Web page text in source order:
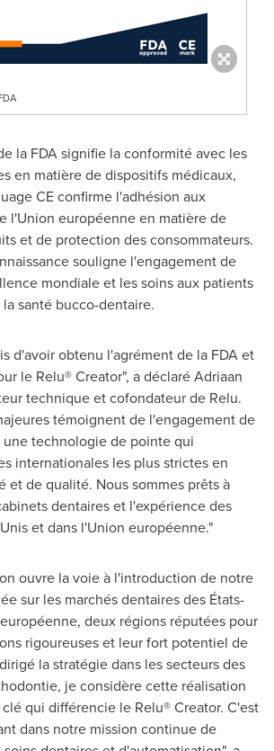
la FDA signifie la conformité avec les
en matière de dispositifs médicaux,
CE confirme l'adhésion aux
l'Union européenne en matière de
et de protection des consommateurs.
souligne l'engagement de
mondiale et les soins aux patients
santé bucco-dentaire.
d'avoir obtenu l'agrément de la FDA et
le Relu® Creator", a déclaréAdriaan
technique et cofondateur de Relu.
témoignent de l'engagement de
une technologie de pointe qui
internationales les plus strictes en
et de qualité. Nous sommes prêts à
dentaires et l'expérience des
et dans l'Union européenne."
ouvre la voie à l'introduction de notre
sur les marchés dentaires des États-
deux régions réputées pour
rigoureuses et leur fort potentiel de
la stratégie dans les secteurs des
je considère cette réalisation
qui différencie le Relu® Creator. C'est
dans notre mission continue de